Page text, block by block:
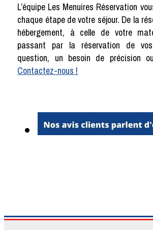
L’équipe Les Menuires Réservation
chaque étape de votre séjour. De la
hébergement, à celle de votre
passant par la réservation de
question, un besoin de précision
Contactez-nous !